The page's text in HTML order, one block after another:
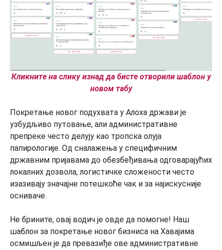
Кликните на слику изнад да бисте отворили шаблон у
новом табу
Покретање новог подухвата у Алоха држави је
узбудљиво путовање, али административне
препреке често делују као тропска олуја
папирологије. Од сналажења у специфичним
државним пријавама до обезбеђивања одговарајућих
локалних дозвола, логистичке сложености често
изазивају значајне потешкоће чак и за најискусније
осниваче.
Не брините, овај водич је овде да помогне! Наш
шаблон за покретање новог бизниса на Хавајима
осмишљен је да превазиђе ове административне